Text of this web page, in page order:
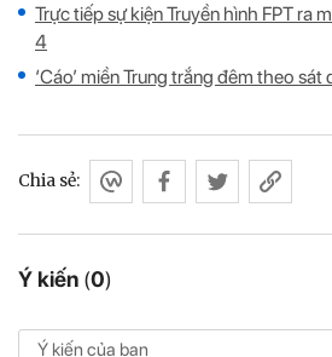
Trực tiếp sự kiện Truyền hình FPT ra
4
‘Cáo’ miền Trung trắng đêm theo
Ý kiến (0)
Chia sẻ: